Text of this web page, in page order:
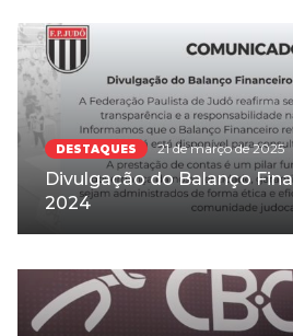
DESTAQUES 21 de março de 2025
Divulgação do Balanço
2024